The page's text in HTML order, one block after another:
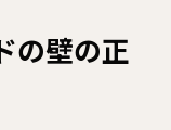
の壁の正